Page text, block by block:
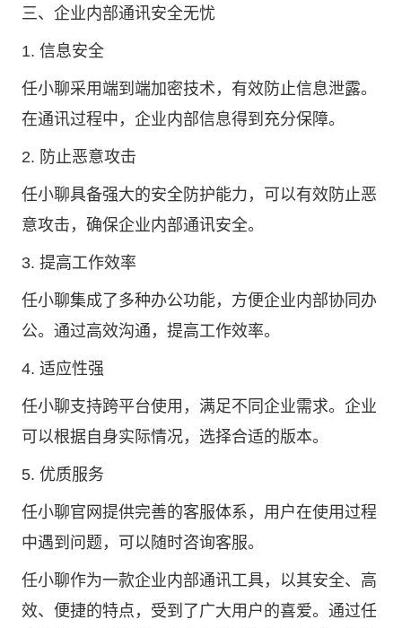
三、企业内部通讯安全无忧
1. 信息安全
任小聊采用端到端加密技术，有效防止信息泄露。
在通讯过程中，企业内部信息得到充分保障。
2. 防止恶意攻击
任小聊具备强大的安全防护能力，可以有效防止恶
意攻击，确保企业内部通讯安全。
3. 提高工作效率
任小聊集成了多种办公功能，方便企业内部协同办
公。通过高效沟通，提高工作效率。
4. 适应性强
任小聊支持跨平台使用，满足不同企业需求。企业
可以根据自身实际情况，选择合适的版本。
5. 优质服务
任小聊官网提供完善的客服体系，用户在使用过程
中遇到问题，可以随时咨询客服。
任小聊作为一款企业内部通讯工具，以其安全、高
效、便捷的特点，受到了广大用户的喜爱。通过任